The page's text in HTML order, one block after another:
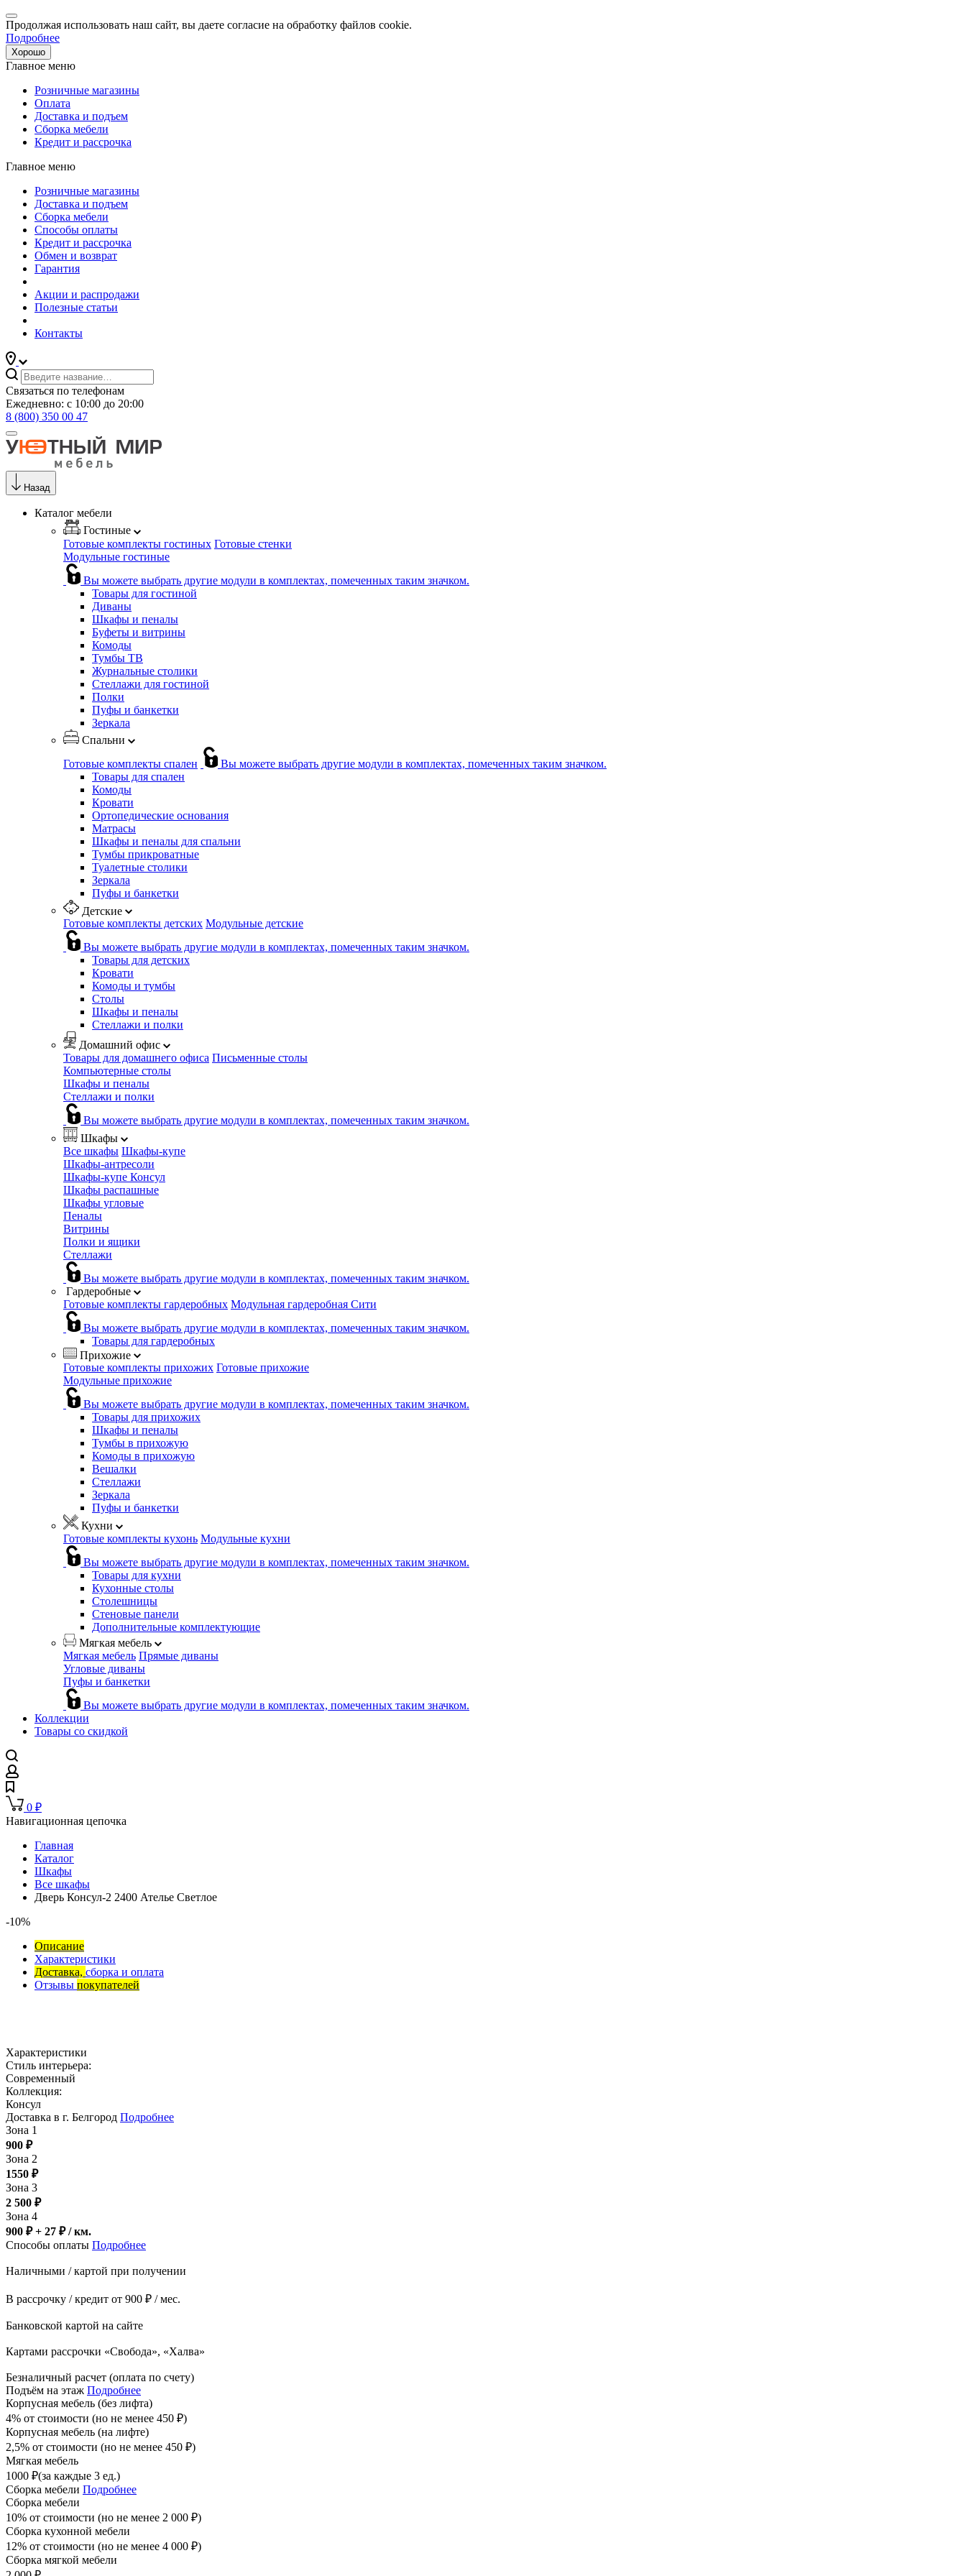
Продолжая использовать наш сайт, вы даете согласие на обработку файлов cookie.
Подробнее
Хорошо
Главное меню
Розничные магазины
Оплата
Доставка и подъем
Сборка мебели
Кредит и рассрочка
Главное меню
Розничные магазины
Доставка и подъем
Сборка мебели
Способы оплаты
Кредит и рассрочка
Обмен и возврат
Гарантия
Акции и распродажи
Полезные статьи
Контакты
Связаться по телефонам
Ежедневно: с 10:00 до 20:00
8 (800) 350 00 47
Назад
Каталог мебели
Гостиные
Готовые комплекты гостиных Готовые стенки
Модульные гостиные
Вы можете выбрать другие модули в комплектах, помеченных таким значком.
Товары для гостиной
Диваны
Шкафы и пеналы
Буфеты и витрины
Комоды
Тумбы ТВ
Журнальные столики
Стеллажи для гостиной
Полки
Пуфы и банкетки
Зеркала
Спальни
Готовые комплекты спален
Вы можете выбрать другие модули в комплектах, помеченных таким значком.
Товары для спален
Комоды
Кровати
Ортопедические основания
Матрасы
Шкафы и пеналы для спальни
Тумбы прикроватные
Туалетные столики
Зеркала
Пуфы и банкетки
Детские
Готовые комплекты детских Модульные детские
Вы можете выбрать другие модули в комплектах, помеченных таким значком.
Товары для детских
Кровати
Комоды и тумбы
Столы
Шкафы и пеналы
Стеллажи и полки
Домашний офис
Товары для домашнего офиса Письменные столы
Компьютерные столы
Шкафы и пеналы
Стеллажи и полки
Вы можете выбрать другие модули в комплектах, помеченных таким значком.
Шкафы
Все шкафы Шкафы-купе
Шкафы-антресоли
Шкафы-купе Консул
Шкафы распашные
Шкафы угловые
Пеналы
Витрины
Полки и ящики
Стеллажи
Вы можете выбрать другие модули в комплектах, помеченных таким значком.
Гардеробные
Готовые комплекты гардеробных Модульная гардеробная Сити
Вы можете выбрать другие модули в комплектах, помеченных таким значком.
Товары для гардеробных
Прихожие
Готовые комплекты прихожих Готовые прихожие
Модульные прихожие
Вы можете выбрать другие модули в комплектах, помеченных таким значком.
Товары для прихожих
Шкафы и пеналы
Тумбы в прихожую
Комоды в прихожую
Вешалки
Стеллажи
Зеркала
Пуфы и банкетки
Кухни
Готовые комплекты кухонь Модульные кухни
Вы можете выбрать другие модули в комплектах, помеченных таким значком.
Товары для кухни
Кухонные столы
Столешницы
Стеновые панели
Дополнительные комплектующие
Мягкая мебель
Мягкая мебель Прямые диваны
Угловые диваны
Пуфы и банкетки
Вы можете выбрать другие модули в комплектах, помеченных таким значком.
Коллекции
Товары со скидкой
0 ₽
Навигационная цепочка
Главная
Каталог
Шкафы
Все шкафы
Дверь Консул-2 2400 Ателье Светлое
-10%
Описание
Характеристики
Доставка, сборка и оплата
Отзывы покупателей
Характеристики
Стиль интерьера:
Современный
Коллекция:
Консул
Доставка в г. Белгород Подробнее
Зона 1
900 ₽
Зона 2
1550 ₽
Зона 3
2 500 ₽
Зона 4
900 ₽ + 27 ₽/ км.
Способы оплаты Подробнее
Наличными / картой при получении
В рассрочку / кредит от 900 ₽ / мес.
Банковской картой на сайте
Картами рассрочки «Свобода», «Халва»
Безналичный расчет (оплата по счету)
Подъём на этаж Подробнее
Корпусная мебель (без лифта)
4% от стоимости (но не менее 450 ₽)
Корпусная мебель (на лифте)
2,5% от стоимости (но не менее 450 ₽)
Мягкая мебель
1000 ₽(за каждые 3 ед.)
Сборка мебели Подробнее
Сборка мебели
10% от стоимости (но не менее 2 000 ₽)
Сборка кухонной мебели
12% от стоимости (но не менее 4 000 ₽)
Сборка мягкой мебели